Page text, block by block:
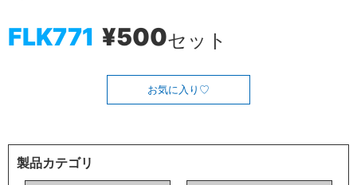
FLK771 ¥500セット
お気に入り
製品カテゴリ